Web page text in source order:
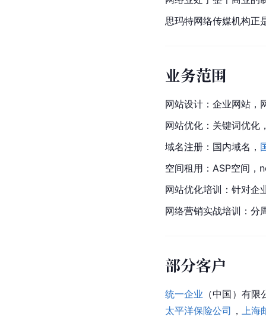
思玛特网络传媒机构正
业务范围
网站设计：企业网站，
网站优化：关键词优化
域名注册：国内域名，
空间租用：ASP空间，
网站优化培训：针对企
网络营销实战培训：分
部分客户
统一企业 （中国）有
太平洋保险公司 ，
上海